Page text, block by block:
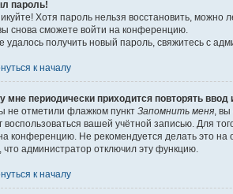
пароль!
Хотя пароль нельзя восстановить,
снова сможете войти на конференцию.
удалось получить новый пароль, свяжитесь с
к началу
мне периодически приходится повторять ввод
не отметили флажком пункт Запомнить меня ,
воспользоваться вашей учётной записью. Для
конференцию. Не рекомендуется делать это на
что администратор отключил эту функцию.
к началу